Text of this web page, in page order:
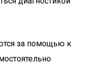
за помощью к